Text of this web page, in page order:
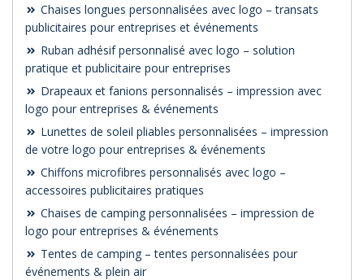
Chaises longues personnalisées avec logo – transats
publicitaires pour entreprises et événements
Ruban adhésif personnalisé avec logo – solution
pratique et publicitaire pour entreprises
Drapeaux et fanions personnalisés – impression avec
logo pour entreprises & événements
Lunettes de soleil pliables personnalisées – impression
de votre logo pour entreprises & événements
Chiffons microfibres personnalisés avec logo –
accessoires publicitaires pratiques
Chaises de camping personnalisées – impression de
logo pour entreprises & événements
Tentes de camping – tentes personnalisées pour
événements & plein air